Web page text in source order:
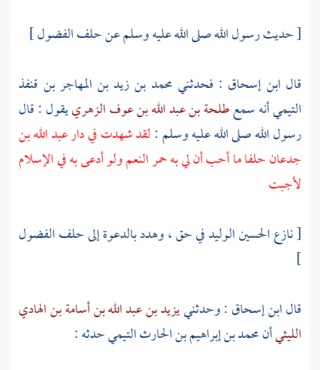
[ حديث رسول الله صلى الله عليه وسلم عن حلف الفضول ]
قال ابن إسحاق : فحدثني محمد بن زيد بن المهاجر بن قنفذ
التيميأنه سمعطلحة بن عبد الله بن عوف الزهرييقول : قال
رسول الله صلى الله عليه وسلم :لقد شهدت في دارعبد الله بن
جدعانحلفا ما أحب أن لي به حمر النعم ولو أدعى به في الإسلام
لأجبت
[ نازعالحسينالوليدفي حق ، وهدد بالدعوة إلى حلف الفضول
]
قالابن إسحاق : وحدثنييزيد بن عبد الله بن أسامة بن الهادي
الليثيأن محمدبن إبراهيم بن الحارث التيميحدثه :